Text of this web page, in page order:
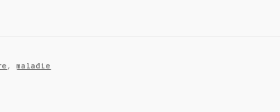
,maladie